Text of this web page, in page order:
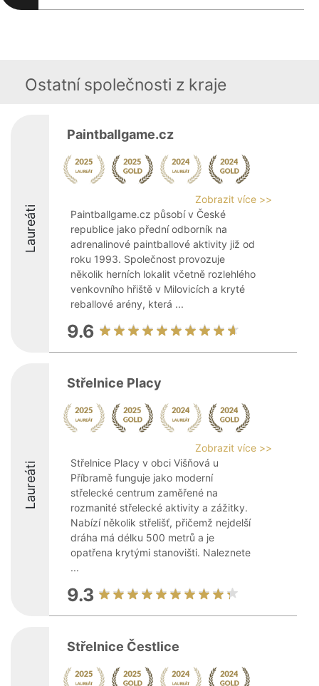
Ostatní společnosti z kraje
Laureáti
Paintballgame.cz
Zobrazit více >>
Paintballgame.cz působí v České
republice jako přední odborník na
adrenalinové paintballové aktivity již od
roku 1993. Společnost provozuje
několik herních lokalit včetně rozlehlého
venkovního hřiště v Milovicích a kryté
reballové arény, která ...
9.6
Laureáti
Střelnice Placy
Zobrazit více >>
Střelnice Placy v obci Višňová u
Příbramě funguje jako moderní
střelecké centrum zaměřené na
rozmanité střelecké aktivity a zážitky.
Nabízí několik střelišť, přičemž nejdelší
dráha má délku 500 metrů a je
opatřena krytými stanovišti. Naleznete
...
9.3
Střelnice Čestlice